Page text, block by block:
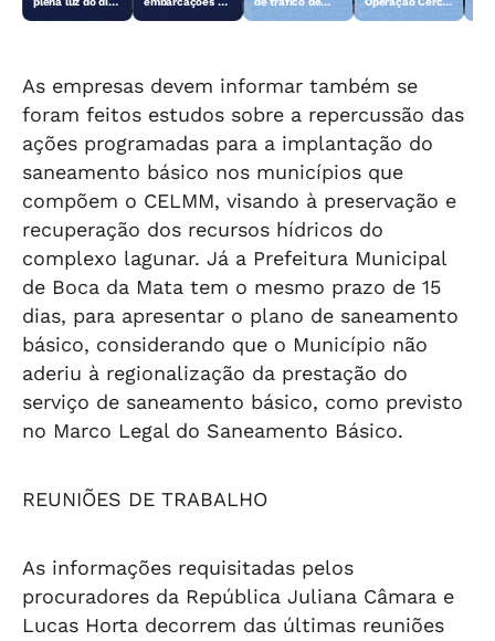
As empresas devem informar também se
foram feitos estudos sobre a repercussão das
ações programadas para a implantação do
saneamento básico nos municípios que
compõem o CELMM, visando à preservação e
recuperação dos recursos hídricos do
complexo lagunar. Já a Prefeitura Municipal
de Boca da Mata tem o mesmo prazo de 15
dias, para apresentar o plano de saneamento
básico, considerando que o Município não
aderiu à regionalização da prestação do
serviço de saneamento básico, como previsto
no Marco Legal do Saneamento Básico.
REUNIÕES DE TRABALHO
As informações requisitadas pelos
procuradores da República Juliana Câmara e
Lucas Horta decorrem das últimas reuniões